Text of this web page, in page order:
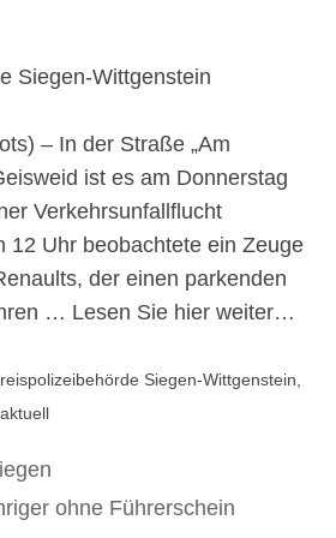
8. Mai 2026
Siegen-Wittgenstein
– In der Straße „Am
ist es am Donnerstag
Verkehrsunfallflucht
12 Uhr beobachtete ein Zeuge
der einen parkenden
… Lesen Sie hier weiter…
Siegen-Wittgenstein,
ohne Führerschein